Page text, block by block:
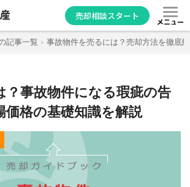
売却相談スタート
メニュー
記事一覧 事故物件を売るには？売却方法を徹底
？事故物件になる瑕疵の告
価格の基礎知識を解説